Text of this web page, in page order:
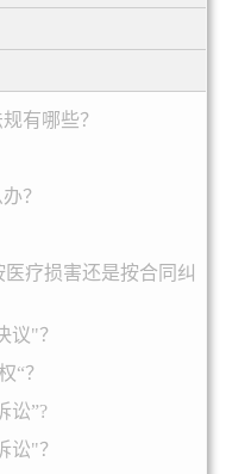
有哪些？
？
疗损害还是按合同纠
议"？
“？
讼”?
讼"？